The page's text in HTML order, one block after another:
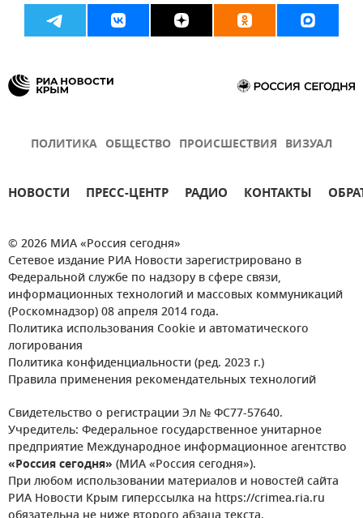
ПОЛИТИКА ОБЩЕСТВО ПРОИСШЕСТВИЯ ВИЗУАЛ
НОВОСТИ ПРЕСС-ЦЕНТР РАДИО КОНТАКТЫ
© 2026 МИА «Россия сегодня»
Сетевое издание РИА Новости зарегистрировано в
Федеральной службе по надзору в сфере связи,
информационных технологий и массовых коммуникаций
(Роскомнадзор) 08 апреля 2014 года.
Политика использования Cookie и автоматического
логирования
Политика конфиденциальности (ред. 2023 г.)
Правила применения рекомендательных технологий
Свидетельство о регистрации Эл № ФС77-57640.
Учредитель: Федеральное государственное унитарное
предприятие Международное информационное агентство
«Россия сегодня» (МИА «Россия сегодня»).
При любом использовании материалов и новостей сайта
РИА Новости Крым гиперссылка на https://crimea.ria.ru